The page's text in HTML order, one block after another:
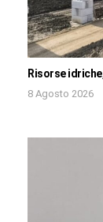
Risorse
8 Agosto 2026